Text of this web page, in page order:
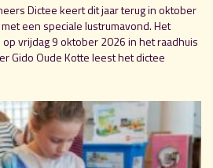
Dictee keert dit jaar terug in oktober
een speciale lustrumavond. Het
vrijdag 9 oktober 2026 in het raadhuis
Gido Oude Kotte leest het dictee